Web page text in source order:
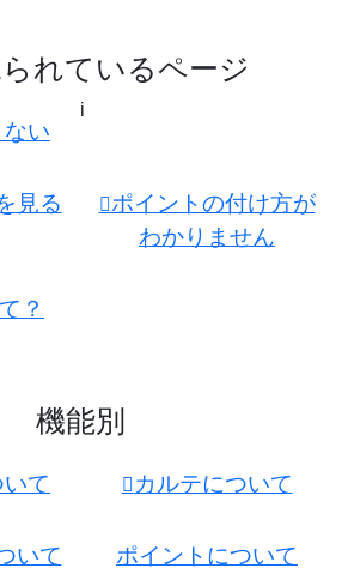
れているページ
い
i
見る
ポイントの付け方が
わかりません
？
機能別
て カルテについて
いて ポイントについて